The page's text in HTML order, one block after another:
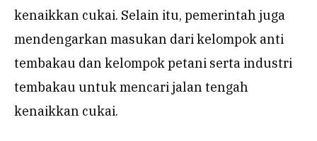
kenaikkan cukai. Selain itu, pemerintah juga
mendengarkan masukan dari kelompok anti
tembakau dan kelompok petani serta industri
tembakau untuk mencari jalan tengah
kenaikkan cukai.